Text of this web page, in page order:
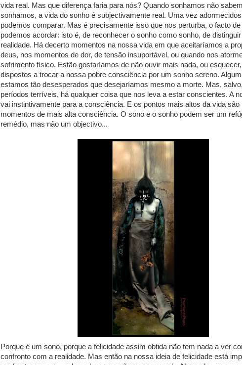
vida real. Mas que diferença faria para nós? Quando sonhamos não
sonhamos, a vida do sonho é subjectivamente real. Uma vez
podemos comparar. Mas é precisamente isso que nos perturba, o facto de
podemos acordar: isto é, de reconhecer o sonho como sonho, de
realidade. Há decerto momentos na nossa vida em que aceitaríamos a
deus, nos momentos de dor, de tensão insuportável, ou quando nos
sofrimento físico. Estão gostaríamos de não ouvir mais nada, ou
dispostos a trocar a nossa pobre consciência por um sonho sereno.
estamos tão desesperados que desejaríamos mesmo a morte. Mas,
períodos terríveis, há qualquer coisa que nos leva a estar conscientes. A
vai instintivamente para a consciência. E os pontos mais altos da vida são
momentos de mais alta consciência. O sono e o sonho podem ser um
remédio, mas não um objectivo...
Porque é um sono, porque a felicidade assim obtida não tem nada a ver
confronto com a realidade. Mas então na nossa ideia de felicidade está